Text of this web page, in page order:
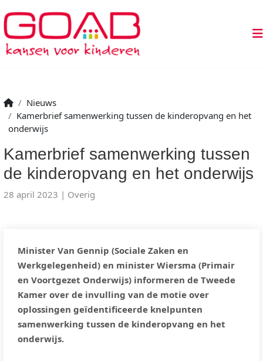
Nieuws
Kamerbrief samenwerking tussen de kinderopvang en het
onderwijs
Kamerbrief samenwerking tussen
de kinderopvang en het onderwijs
28 april 2023 Overig
Minister Van Gennip (Sociale Zaken en
Werkgelegenheid) en minister Wiersma (Primair
en Voortgezet Onderwijs) informeren de Tweede
Kamer over de invulling van de motie over
oplossingen geïdentificeerde knelpunten
samenwerking tussen de kinderopvang en het
onderwijs.